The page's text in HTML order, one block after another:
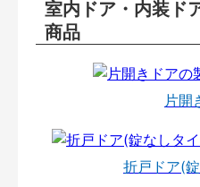
室内ドア・内装ド
商品
片開
折戸ドア(